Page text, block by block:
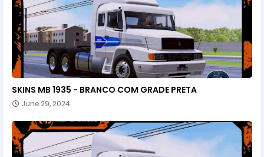
SKINS MB 1935 - BRANCO COM GRADE PRETA
June 29, 2024